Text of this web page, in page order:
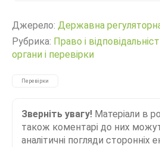
Джерело: Державна
Рубрика: Право і
органи і перевірки
Перевірки
Зверніть увагу! Матеріали в
також коментарі до них
аналітичні погляди сторонніх